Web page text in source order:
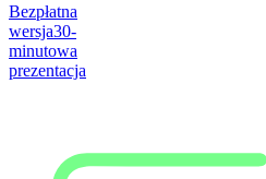
Bezpłatna
wersja30-
minutowa
prezentacja